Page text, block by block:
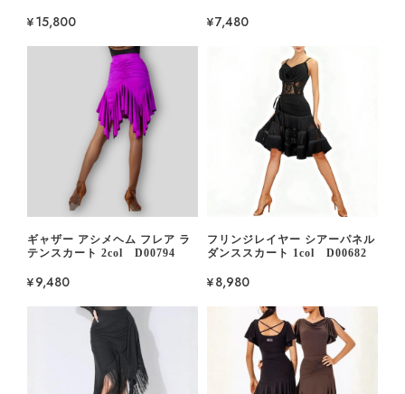
¥15,800 ¥7,480
ギャザー アシメヘム フレア ラ
テンスカート 2col D00794
¥9,480
フリンジレイヤー シアーパネル
ダンススカート 1col D00682
¥8,980